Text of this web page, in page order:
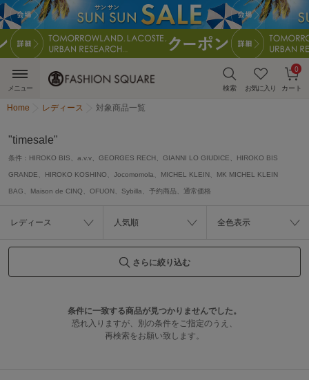
検索 お気に入り カート
0
メニュー
Home レディース 対象商品一覧
"timesale"
条件： HIROKO BIS、a.v.v、GEORGES RECH、GIANNI LO GIUDICE、HIROKO BIS
GRANDE、HIROKO KOSHINO、Jocomomola、MICHEL KLEIN、MK MICHEL KLEIN
BAG、Maison de CINQ、OFUON、Sybilla、予約商品、通常価格
レディース 人気順 全色表示
さらに絞り込む
条件に一致する商品が見つかりませんでした。
恐れ入りますが、別の条件をご指定のうえ、
再検索をお願い致します。